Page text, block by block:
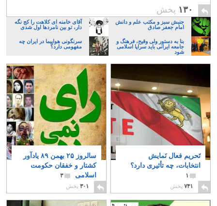
۱۳۰ پخش
جنبش سبز و مکتب علم و دانش
امام جعفر صادق
آقای خامنه ای کلاهت را کج نگه
دار، تو بین نامردها اول شدی
بنا به دستور ولی وقیح، فرهنگ و
جامعه ایرانی باید سراپا اسلامی
شود
سرنگونی هواپیما در ایران چه
مفهومی دارد؟
تَحریم فعال نَمایش
انتخابات، چه تأثیری دارد؟
۱
۷۴۱ پخش
سالروز ۲۵ بهمن ۸۹ یادآور
کشتار و خفقان حکومت
اسلامی
۳
۳۰۱ پخش